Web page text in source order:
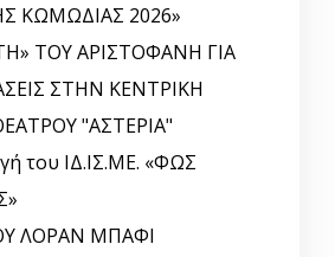
ΚΩΜΩΔΙΑΣ 2026»
ΤΟΥ ΑΡΙΣΤΟΦΑΝΗ ΓΙΑ
ΣΤΗΝ ΚΕΝΤΡΙΚΗ
"ΑΣΤΕΡΙΑ"
του ΙΔ.ΙΣ.ΜΕ. «ΦΩΣ
ΛΟΡΑΝ ΜΠΑΦΙ